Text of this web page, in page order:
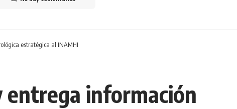
estratégica al INAMHI
entrega información